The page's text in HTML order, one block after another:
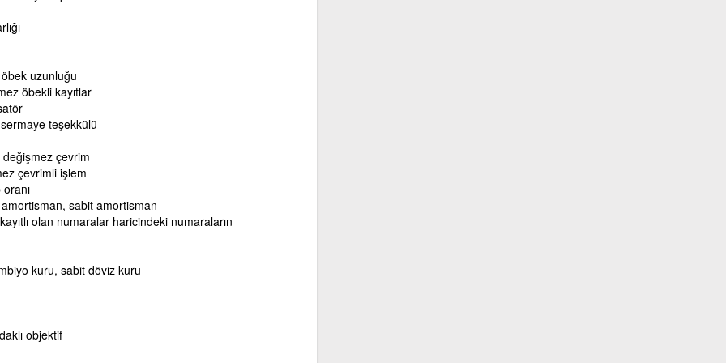
uzunluğu
öbekli kayıtlar
teşekkülü
değişmez çevrim
çevrimli işlem
sabit amortisman
olan numaralar haricindeki numaraların
kuru, sabit döviz kuru
objektif